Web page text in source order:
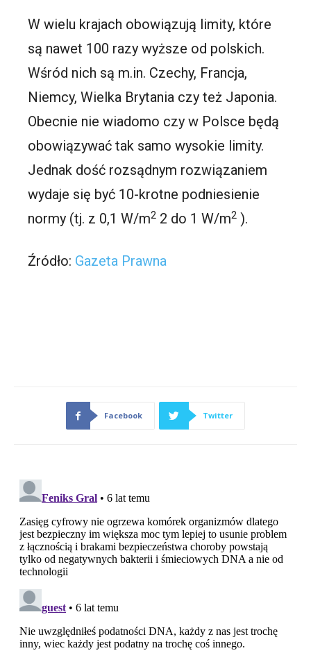
W wielu krajach obowiązują limity, które
są nawet 100 razy wyższe od polskich.
Wśród nich są m.in. Czechy, Francja,
Niemcy, Wielka Brytania czy też Japonia.
Obecnie nie wiadomo czy w Polsce będą
obowiązywać tak samo wysokie limity.
Jednak dość rozsądnym rozwiązaniem
wydaje się być 10-krotne podniesienie
normy (tj. z 0,1 W/m2 2 do 1 W/m2 ).
Źródło: Gazeta Prawna
Facebook Twitter